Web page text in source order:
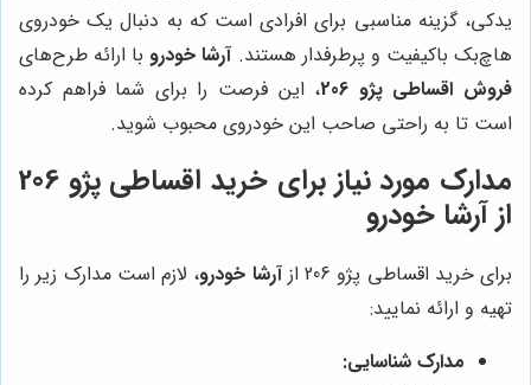
یدکی، گزینه مناسبی برای افرادی است که به دنبال یک خودروی
هاچ‌بک باکیفیت و پرطرفدار هستند.آرشا خودروبا ارائه طرح‌های
فروش اقساطی پژو 206
، این فرصت را برای شما فراهم کرده
است تا به راحتی صاحب این خودروی محبوب شوید.
مدارک مورد نیاز برای خرید اقساطی پژو 206
از آرشا خودرو
برای خرید اقساطی پژو 206 از آرشا خودرو، لازم است مدارک زیر را
تهیه و ارائه نمایید:
مدارک شناسایی: